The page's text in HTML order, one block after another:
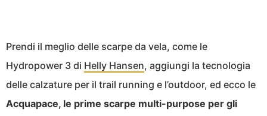
Prendi il meglio delle scarpe da vela, come le
Hydropower 3 di Helly Hansen, aggiungi la tecnologia
delle calzature per il trail running e l’outdoor, ed ecco le
Acquapace, le prime scarpe multi-purpose per gli